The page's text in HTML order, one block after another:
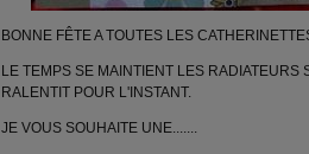
BONNE FÊTE A TOUTES LES
LE TEMPS SE MAINTIENT LES RADIATEURS
RALENTIT POUR L'INSTANT.
JE VOUS SOUHAITE UNE.......